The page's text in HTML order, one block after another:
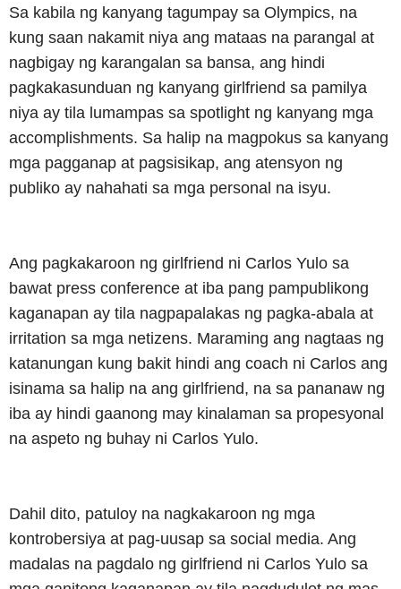
Sa kabila ng kanyang tagumpay sa Olympics, na
kung saan nakamit niya ang mataas na parangal at
nagbigay ng karangalan sa bansa, ang hindi
pagkakasunduan ng kanyang girlfriend sa pamilya
niya ay tila lumampas sa spotlight ng kanyang mga
accomplishments. Sa halip na magpokus sa kanyang
mga pagganap at pagsisikap, ang atensyon ng
publiko ay nahahati sa mga personal na isyu.
Ang pagkakaroon ng girlfriend ni Carlos Yulo sa
bawat press conference at iba pang pampublikong
kaganapan ay tila nagpapalakas ng pagka-abala at
irritation sa mga netizens. Maraming ang nagtaas ng
katanungan kung bakit hindi ang coach ni Carlos ang
isinama sa halip na ang girlfriend, na sa pananaw ng
iba ay hindi gaanong may kinalaman sa propesyonal
na aspeto ng buhay ni Carlos Yulo.
Dahil dito, patuloy na nagkakaroon ng mga
kontrobersiya at pag-uusap sa social media. Ang
madalas na pagdalo ng girlfriend ni Carlos Yulo sa